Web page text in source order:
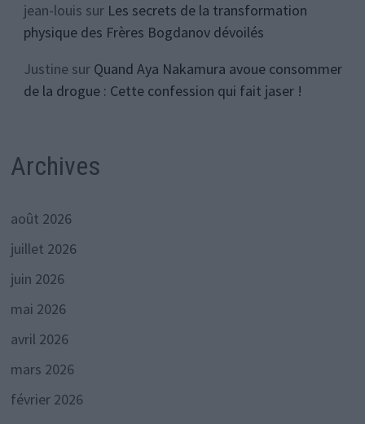
jean-louis sur Les secrets de la transformation
physique des Frères Bogdanov dévoilés
Justinesur Quand Aya Nakamura avoue consommer
de la drogue : Cette confession qui fait jaser !
Archives
août 2026
juillet 2026
juin 2026
mai 2026
avril 2026
mars 2026
février 2026